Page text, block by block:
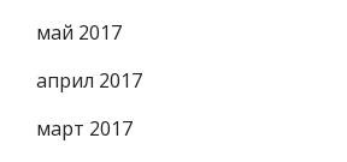
май 2017
април 2017
март 2017